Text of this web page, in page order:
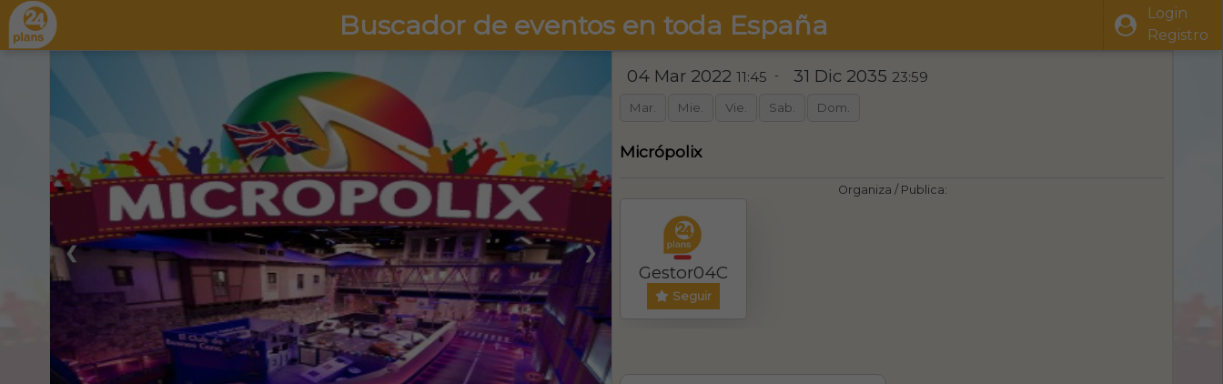
Buscador de eventos en toda España
Login
Registro
❮ ❯
04 Mar 2022 11:45 - 31 Dic 2035 23:59
Mar. Mie. Vie. Sab. Dom.
Micrópolix
Organiza / Publica:
Gestor04C
Seguir